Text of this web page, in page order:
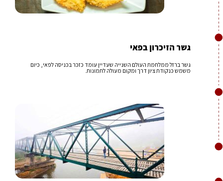
גשר הזיכרון בפאי
גשר ברזל ממלחמת העולם השנייה שעדיין עומד כזכר בכניסה לפאי, כיום
משמש כנקודת ציון דרך ומקום מעולה לתמונות.